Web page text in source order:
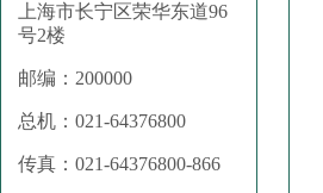
上海市长宁区荣华东道96
号2楼
邮编：200000
总机：021-64376800
传真：021-64376800-866